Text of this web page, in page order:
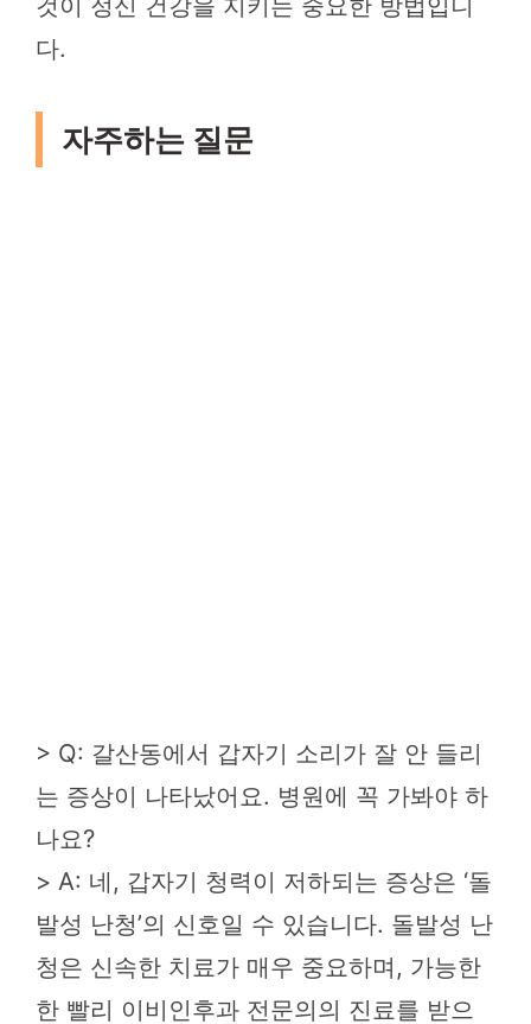
다.
자주하는 질문
> Q: 갈산동에서 갑자기 소리가 잘 안 들리
는 증상이 나타났어요. 병원에 꼭 가봐야 하
나요?
> A: 네, 갑자기 청력이 저하되는 증상은 ‘돌
발성 난청’의 신호일 수 있습니다. 돌발성 난
청은 신속한 치료가 매우 중요하며, 가능한
한 빨리 이비인후과 전문의의 진료를 받으